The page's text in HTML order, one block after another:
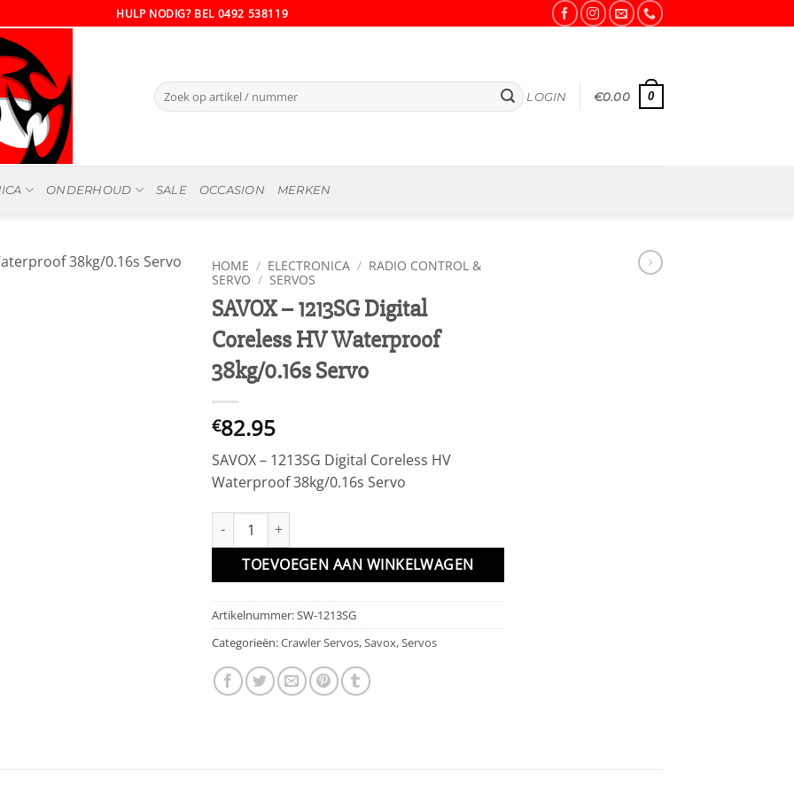
HULP NODIG? BEL 0492 538119
Zoeken
naar:
LOGIN €0.00 0
ONDERHOUD SALE OCCASION MERKEN
HOME / ELECTRONICA / RADIO CONTROL &
SERVO / SERVOS
SAVOX – 1213SG Digital
Coreless HV Waterproof
38kg/0.16s Servo
€82.95
SAVOX – 1213SG Digital Coreless HV
Waterproof 38kg/0.16s Servo
SAVOX - 1213SG Digital Coreless HV Waterproof 38kg/0.16s Servo aantal
TOEVOEGEN AAN WINKELWAGEN
Artikelnummer:SW-1213SG
Categorieën:Crawler Servos,Savox,Servos